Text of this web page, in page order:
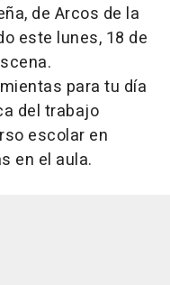
de Arcos de la
este lunes, 18 de
para tu día
del trabajo
escolar en
en el aula.